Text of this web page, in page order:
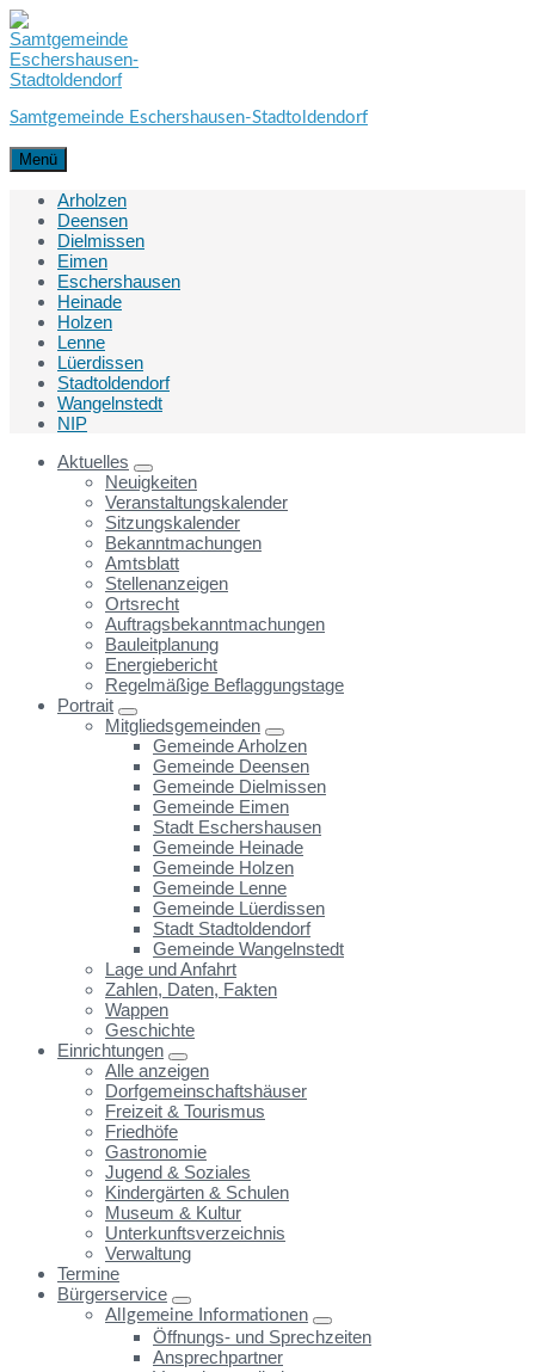
Skip
to
content
Skip
to
main
navigation
Skip
to
footer
Samtgemeinde Eschershausen-Stadtoldendorf
Menü
Arholzen
Deensen
Dielmissen
Eimen
Eschershausen
Heinade
Holzen
Lenne
Lüerdissen
Stadtoldendorf
Wangelnstedt
NIP
Aktuelles
Neuigkeiten
Veranstaltungskalender
Sitzungskalender
Bekanntmachungen
Amtsblatt
Stellenanzeigen
Ortsrecht
Auftragsbekanntmachungen
Bauleitplanung
Energiebericht
Regelmäßige Beflaggungstage
Portrait
Mitgliedsgemeinden
Gemeinde Arholzen
Gemeinde Deensen
Gemeinde Dielmissen
Gemeinde Eimen
Stadt Eschershausen
Gemeinde Heinade
Gemeinde Holzen
Gemeinde Lenne
Gemeinde Lüerdissen
Stadt Stadtoldendorf
Gemeinde Wangelnstedt
Lage und Anfahrt
Zahlen, Daten, Fakten
Wappen
Geschichte
Einrichtungen
Alle anzeigen
Dorfgemeinschaftshäuser
Freizeit & Tourismus
Friedhöfe
Gastronomie
Jugend & Soziales
Kindergärten & Schulen
Museum & Kultur
Unterkunftsverzeichnis
Verwaltung
Termine
Bürgerservice
Allgemeine Informationen
Öffnungs- und Sprechzeiten
Ansprechpartner